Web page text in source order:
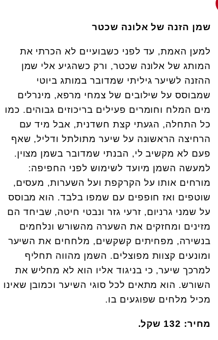
שמן הזנה של אלונה שכטר
למען האמת, עד לפני כשבועיים לא הכרתי את
המותג של אלונה שכטר, ורק כשהגיע אלי שמן
ההזנה לשיער גיליתי שמדובר במותג ביוטי
שמבוסס על שילובים של צמחי מרפא, מינרלים
מים המלח וחומרים פעילים בריכוזים גבוהים. כמו
כל התחלה, הגעתי קצת חשדנית, אבל מיד עם
הרחיצה הראשונה על שיער מתולתל ודליל, שאף
פעם לא מקשיב לי, הבנתי שמדובר בשמן מצוין.
למעשה השמן מיועד לשימוש לפני החפיפה:
מורחים אותו על הקרקפת ועל השערות, מעסים,
שוטפים ואז חופפים עם שמפו בלבד. הוא מבוסס
על שמני גרניום, זרעי גזר ונבטי חיטה, שביחד הם
מזינים ומחזקים את השערה מהשורש ונלחמים
בנשירה, מפחיתים קשקשים, מלחחים את השיער
ומונעים קצוות מפוצלים. השמן מהווה תחליף
למרכך שיער, כי בניגוד אליו הוא לא מחליש את
השורש. הוא מתאים לכל סוגי השיער וכמובן שאינו
מכיל מלחים שפוגעים בו.
מחיר: 132 שקל.